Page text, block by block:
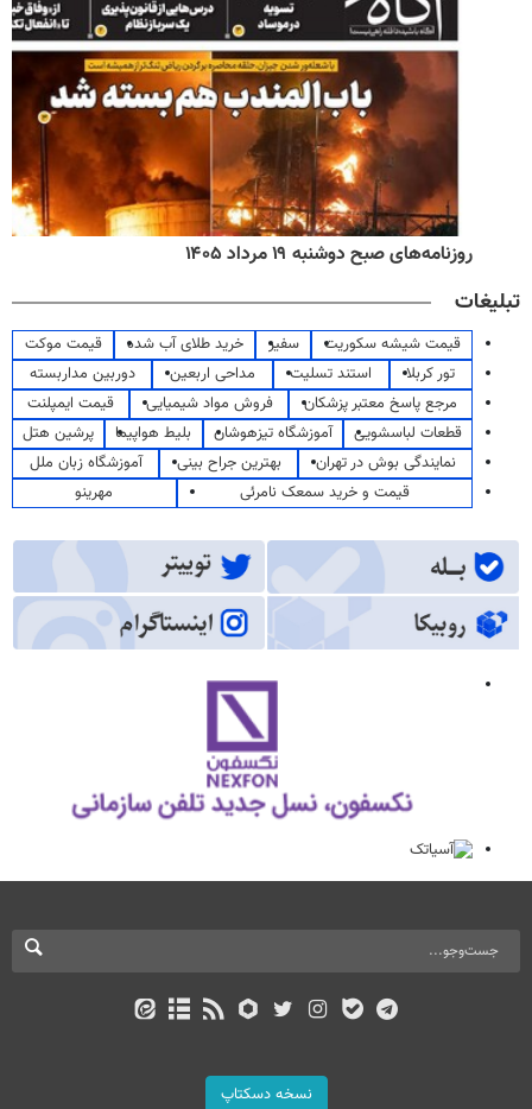
روزنامه‌های صبح دوشنبه ۱۹ مرداد ۱۴۰۵
تبلیغات
قیمت شیشه سکوریت سفیر خرید طلای آب شده
قیمت موکت
تور کربلا
استند تسلیت مداحی اربعین
دوربین مداربسته
مرجع پاسخ معتبر پزشکان
فروش مواد شیمیایی
قیمت ایمپلنت
قطعات لباسشویی
آموزشگاه تیزهوشان بلیط هواپیما
پرشین هتل
نمایندگی بوش در تهران
بهترین جراح بینی
آموزشگاه زبان ملل
قیمت و خرید سمعک نامرئی
مهرینو
نسخه دسکتاپ